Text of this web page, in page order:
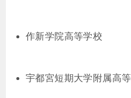
作新学院高等学校
宇都宮短期大学附属高